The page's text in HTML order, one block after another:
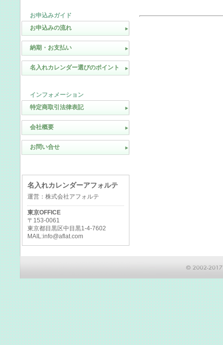
お申込みガイド
お申込みの流れ
納期・お支払い
名入れカレンダー選びのポイント
インフォメーション
特定商取引法律表記
会社概要
お問い合せ
名入れカレンダーアフォルテ
運営：株式会社アフォルテ
東京OFFICE
〒153-0061
東京都目黒区中目黒1-4-7602
MAIL:info@aflat.com